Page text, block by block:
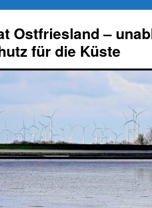
Ostfriesland –
für die Küste